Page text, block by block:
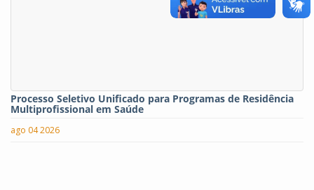
Processo Seletivo Unificado para Programas de Residência
Multiprofissional em Saúde
ago 04 2026